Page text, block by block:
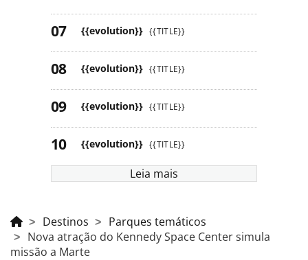
{{evolution}} {{TITLE}}
{{evolution}} {{TITLE}}
{{evolution}} {{TITLE}}
{{evolution}} {{TITLE}}
Leia mais
Destinos
Parques temáticos
Nova atração do Kennedy Space Center simula
missão a Marte